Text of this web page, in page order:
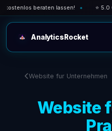
beraten lassen! ⭐ 5.0
AnalyticsRocket
Website fur Unternehmen
Website